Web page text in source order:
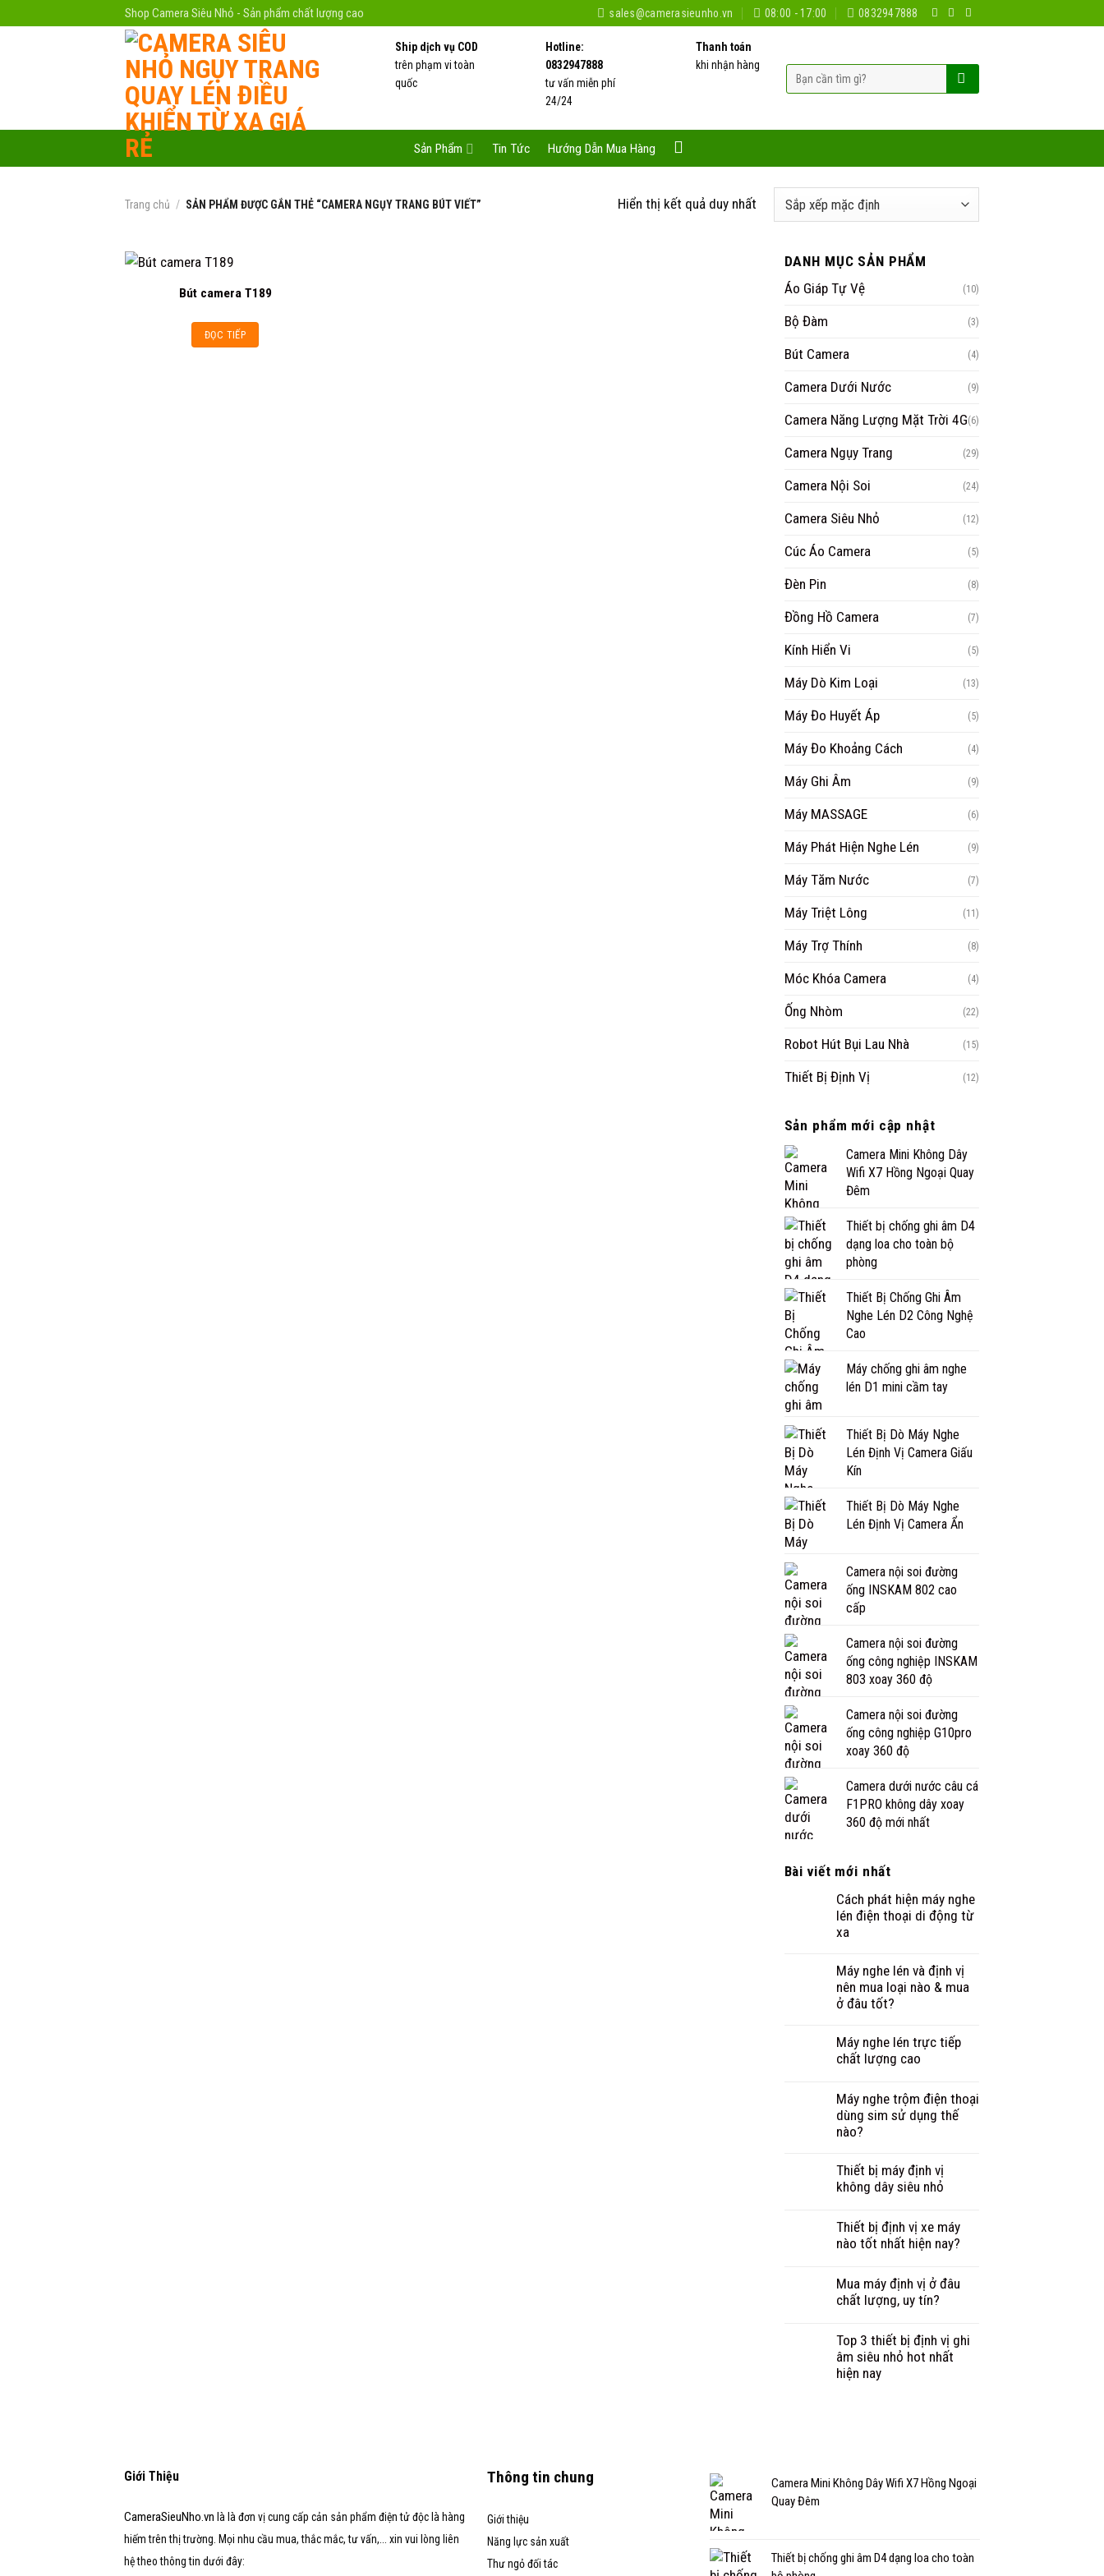
Shop Camera Siêu Nhỏ - Sản phẩm chất lượng cao sales@camerasieunho.vn 08:00 - 17:00 0832947888
Ship dịch vụ COD
trên phạm vi toàn
quốc
Hotline:
0832947888
tư vấn miễn phí
24/24
Thanh toán
khi nhận hàng
Tìm
kiếm:
Sản Phẩm Tin Tức Hướng Dẫn Mua Hàng
Trang chủ / SẢN PHẨM ĐƯỢC GẮN THẺ “CAMERA NGỤY TRANG BÚT VIẾT” Hiển thị kết quả duy nhất
Bút camera T189
ĐỌC TIẾP
DANH MỤC SẢN PHẨM
Áo Giáp Tự Vệ
(10)
Bộ Đàm (3)
Bút Camera (4)
Camera Dưới Nước (9)
Camera Năng Lượng Mặt Trời 4G(6)
Camera Ngụy Trang (29)
Camera Nội Soi (24)
Camera Siêu Nhỏ (12)
Cúc Áo Camera (5)
Đèn Pin (8)
Đồng Hồ Camera (7)
Kính Hiển Vi (5)
Máy Dò Kim Loại (13)
Máy Đo Huyết Áp (5)
Máy Đo Khoảng Cách (4)
Máy Ghi Âm (9)
Máy MASSAGE (6)
Máy Phát Hiện Nghe Lén (9)
Máy Tăm Nước (7)
Máy Triệt Lông (11)
Máy Trợ Thính (8)
Móc Khóa Camera (4)
Ống Nhòm (22)
Robot Hút Bụi Lau Nhà (15)
Thiết Bị Định Vị (12)
Sản phẩm mới cập nhật
Camera Mini Không Dây
Wifi X7 Hồng Ngoại Quay
Đêm
Thiết bị chống ghi âm D4
dạng loa cho toàn bộ
phòng
Thiết Bị Chống Ghi Âm
Nghe Lén D2 Công Nghệ
Cao
Máy chống ghi âm nghe
lén D1 mini cầm tay
Thiết Bị Dò Máy Nghe
Lén Định Vị Camera Giấu
Kín
Thiết Bị Dò Máy Nghe
Lén Định Vị Camera Ẩn
Camera nội soi đường
ống INSKAM 802 cao
cấp
Camera nội soi đường
ống công nghiệp INSKAM
803 xoay 360 độ
Camera nội soi đường
ống công nghiệp G10pro
xoay 360 độ
Camera dưới nước câu cá
F1PRO không dây xoay
360 độ mới nhất
Bài viết mới nhất
Cách phát hiện máy nghe
lén điện thoại di động từ
xa
Máy nghe lén và định vị
nên mua loại nào & mua
ở đâu tốt?
Máy nghe lén trực tiếp
chất lượng cao
Máy nghe trộm điện thoại
dùng sim sử dụng thế
nào?
Thiết bị máy định vị
không dây siêu nhỏ
Thiết bị định vị xe máy
nào tốt nhất hiện nay?
Mua máy định vị ở đâu
chất lượng, uy tín?
Top 3 thiết bị định vị ghi
âm siêu nhỏ hot nhất
hiện nay
Giới Thiệu
CameraSieuNho.vn là là đơn vị cung cấp cản sản phẩm điện tử độc là hàng
hiếm trên thị trường. Mọi nhu cầu mua, thắc mắc, tư vấn,... xin vui lòng liên
hệ theo thông tin dưới đây:
Thông tin chung
Giới thiệu
Năng lực sản xuất
Thư ngỏ đối tác
Camera Mini Không Dây Wifi X7 Hồng Ngoại
Quay Đêm
Thiết bị chống ghi âm D4 dạng loa cho toàn